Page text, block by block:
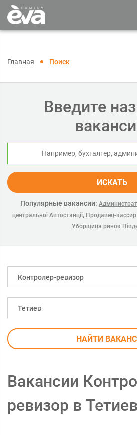
Главная Поиск
Введите
ИСКАТЬ
Популярные вакансии:
центральної Автостанції, Продавец-кассир
Уборщица ринок
Контролер-ревизор
Тетиев
НАЙТИ
Вакансии
ревизор в Тетиев